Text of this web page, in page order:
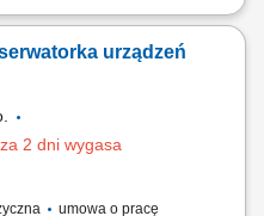
usterek w ciężkich
mechanicznych; obsługa
napędowych, w tym
urządzeń
za 2 dni wygasa
umowa o pracę